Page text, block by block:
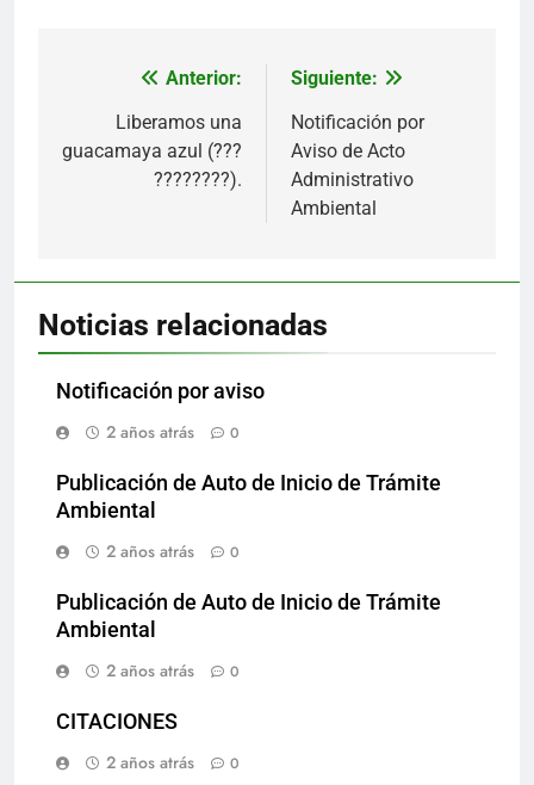
Navegación
entradas
Anterior:
Liberamos una
guacamaya azul (???
????????).
Siguiente:
Notificación por
Aviso de Acto
Administrativo
Ambiental
Noticias relacionadas
Notificación por aviso
2 años atrás
0
Publicación de Auto de Inicio de Trámite
Ambiental
2 años atrás
0
Publicación de Auto de Inicio de Trámite
Ambiental
2 años atrás
0
CITACIONES
2 años atrás
0